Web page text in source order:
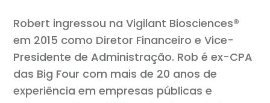
Robert ingressou na Vigilant Biosciences®
em 2015 como Diretor Financeiro e Vice-
Presidente de Administração. Rob é ex-CPA
das Big Four com mais de 20 anos de
experiência em empresas públicas e